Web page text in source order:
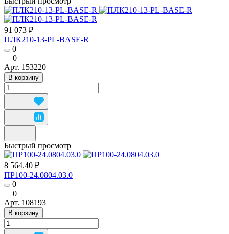
91 073 ₽
ПЛК210-13-PL-BASE-R
0
0
Арт. 153220
В корзину
Быстрый просмотр
8 564.40 ₽
ПР100-24.0804.03.0
0
0
Арт. 108193
В корзину